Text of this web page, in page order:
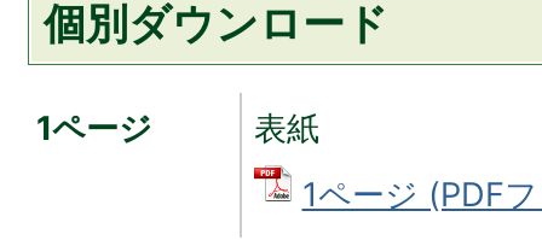
個別ダウンロード
1ページ
表紙
1ページ (PDF